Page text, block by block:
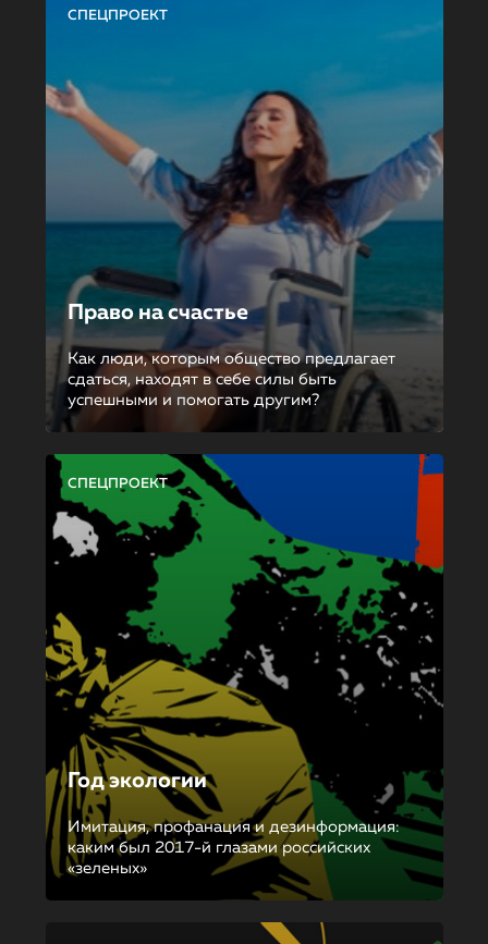
СПЕЦПРОЕКТ
Право на счастье
Как люди, которым общество предлагает
сдаться, находят в себе силы быть
успешными и помогать другим?
СПЕЦПРОЕКТ
Год экологии
Имитация, профанация и дезинформация:
каким был 2017-й глазами российских
«зеленых»